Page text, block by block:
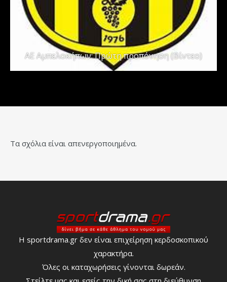
ΑΕ Αμπελοκήπων: Πρώτη προπόνηση (Βίντεο)
Τα σχόλια είναι απενεργοποιημένα.
Η sportdrama.gr δεν είναι επιχείρηση κερδοσκοπικού
χαρακτήρα.
Όλες οι καταχωρήσεις γίνονται δωρεάν.